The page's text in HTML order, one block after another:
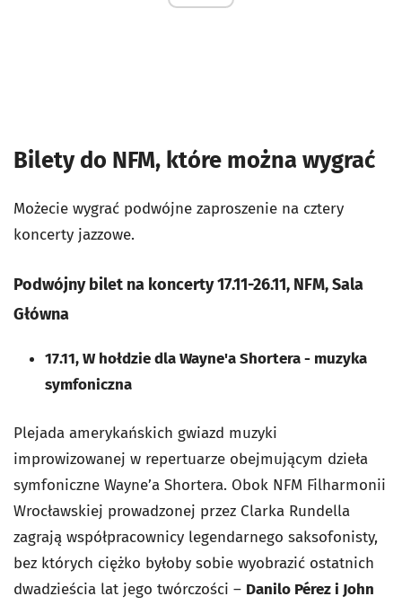
Bilety do NFM, które można wygrać
Możecie wygrać podwójne zaproszenie na cztery
koncerty jazzowe.
Podwójny bilet na koncerty 17.11-26.11, NFM, Sala
Główna
17.11, W hołdzie dla Wayne'a Shortera - muzyka
symfoniczna
Plejada amerykańskich gwiazd muzyki
improwizowanej w repertuarze obejmującym dzieła
symfoniczne Wayne’a Shortera. Obok NFM Filharmonii
Wrocławskiej prowadzonej przez Clarka Rundella
zagrają współpracownicy legendarnego saksofonisty,
bez których ciężko byłoby sobie wyobrazić ostatnich
dwadzieścia lat jego twórczości – Danilo Pérez i John